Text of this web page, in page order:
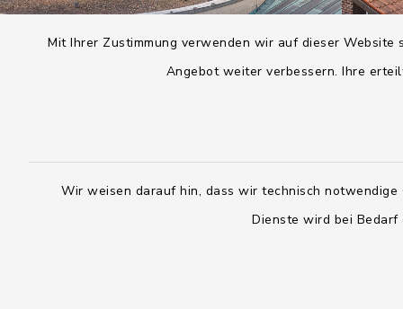
Mit Ihrer Zustimmung verwenden wir auf dieser
Angebot weiter verbessern. Ihre
Wir weisen darauf hin, dass wir technisch
Dienste wird bei